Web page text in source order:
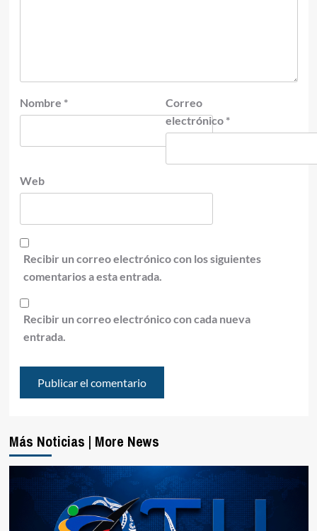
Nombre *
Correo
electrónico *
Web
Recibir un correo electrónico con los siguientes
comentarios a esta entrada.
Recibir un correo electrónico con cada nueva
entrada.
Más Noticias | More News